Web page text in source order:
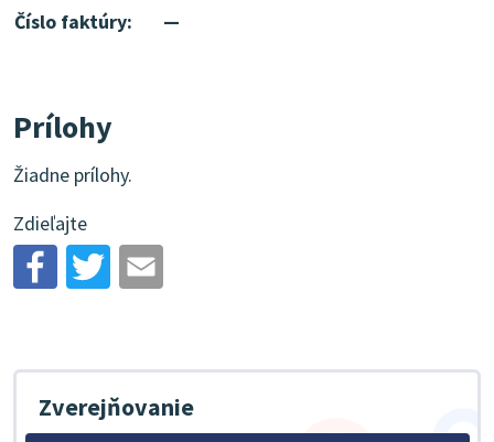
Číslo faktúry:
—
Prílohy
Žiadne prílohy.
Zdieľajte
Zverejňovanie